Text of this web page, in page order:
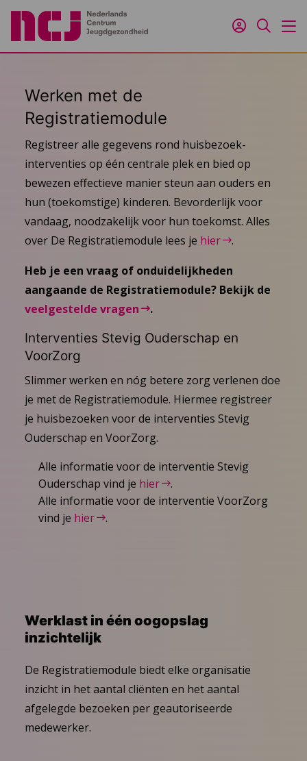
Inloggen
Zoeken
Werken met de
Registratiemodule
Registreer alle gegevens rond huisbezoek-
interventies op één centrale plek en bied op
bewezen effectieve manier steun aan ouders en
hun (toekomstige) kinderen. Bevorderlijk voor
vandaag, noodzakelijk voor hun toekomst. Alles
over De Registratiemodule lees je hier
.
Heb je een vraag of onduidelijkheden
aangaande de Registratiemodule? Bekijk de
veelgestelde vragen
.
Interventies Stevig Ouderschap en
VoorZorg
Slimmer werken en nóg betere zorg verlenen doe
je met de Registratiemodule. Hiermee registreer
je huisbezoeken voor de interventies Stevig
Ouderschap en VoorZorg.
Alle informatie voor de interventie Stevig
Ouderschap vind je hier
.
Alle informatie voor de interventie VoorZorg
vind je hier .
Werklast in één oogopslag
inzichtelijk
De Registratiemodule biedt elke organisatie
inzicht in het aantal cliënten en het aantal
afgelegde bezoeken per geautoriseerde
medewerker.